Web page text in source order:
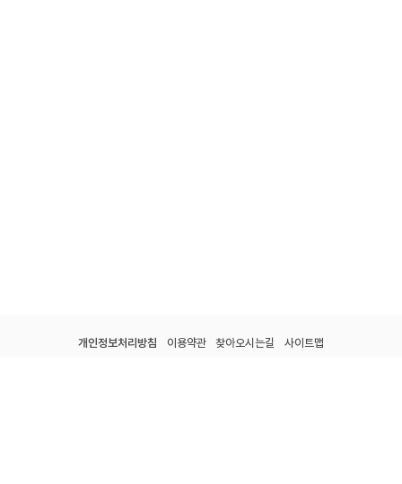
개인정보처리방침 이용약관 찾아오시는길 사이트맵